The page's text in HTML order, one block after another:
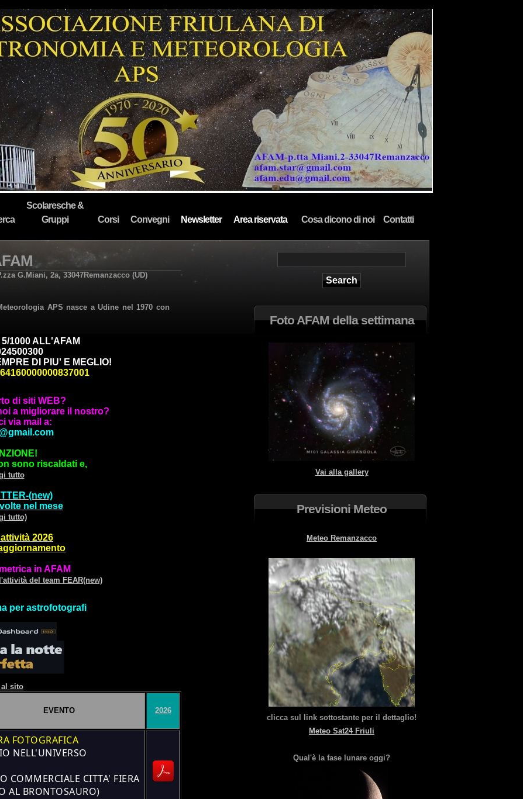
Scolaresche &
Gruppi
Corsi Convegni Newsletter Area riservata Cosa dicono di noi Contatti
G.Miani, 2a, 33047Remanzacco (UD)
APS nasce a Udine nel 1970 con
1000 ALL'AFAM
DI PIU' E MEGLIO!
di siti WEB?
a migliorare il nostro?
via mail a:
sono riscaldati e,
tutto
(new)
nel mese
tutto)
2026
in AFAM
del team FEAR(new)
per astrofotografi
sito
EVENTO 2026
FOTOGRAFICA
NELL'UNIVERSO
COMMERCIALE CITTA' FIERA
AL BRONTOSAURO)
Foto AFAM della settimana
Vai alla gallery
Previsioni Meteo
Meteo Remanzacco
clicca sul link sottostante per il dettaglio!
Meteo Sat24 Friuli
Qual'è la fase lunare oggi?